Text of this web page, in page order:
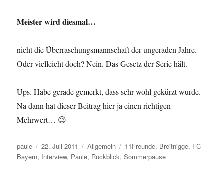
Meister wird diesmal…
nicht die Überraschungsmannschaft der ungeraden Jahre.
Oder vielleicht doch? Nein. Das Gesetz der Serie hält.
Ups. Habe gerade gemerkt, dass sehr wohl gekürzt wurde.
Na dann hat dieser Beitrag hier ja einen richtigen
Mehrwert… 😉
Autor
paule
Veröffentlicht
am
22. Juli 2011 Kategorien
Allgemein Schlagwörter
11Freunde, Breitnigge, FC
Bayern, Interview, Paule, Rückblick,Sommerpause